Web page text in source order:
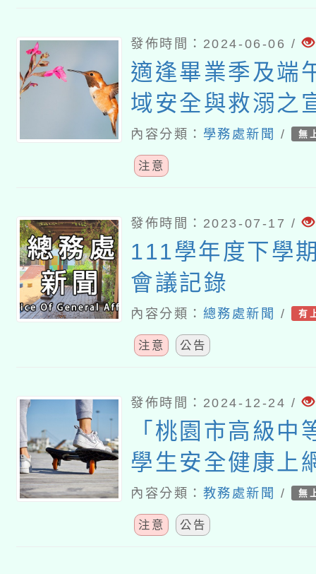
發佈時間：2024-06-06 /
適逢畢業季及端
域安全與救溺之
內容分類： 學務處新聞 / 無
注意
發佈時間：2023-07-17 /
111學年度下學
會議記錄
內容分類： 總務處新聞 / 有
注意 公告
發佈時間：2024-12-24 /
「桃園市高級中
學生安全健康上
畫」
內容分類： 教務處新聞 / 無
注意 公告